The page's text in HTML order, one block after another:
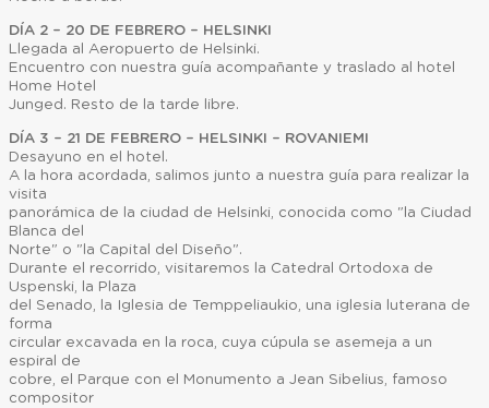
DÍA 2 – 20 DE FEBRERO – HELSINKI
Llegada al Aeropuerto de Helsinki.
Encuentro con nuestra guía acompañante y traslado al hotel
Home Hotel
Junged. Resto de la tarde libre.
DÍA 3 – 21 DE FEBRERO – HELSINKI – ROVANIEMI
Desayuno en el hotel.
A la hora acordada, salimos junto a nuestra guía para realizar la
visita
panorámica de la ciudad de Helsinki, conocida como "la Ciudad
Blanca del
Norte" o "la Capital del Diseño".
Durante el recorrido, visitaremos la Catedral Ortodoxa de
Uspenski, la Plaza
del Senado, la Iglesia de Temppeliaukio, una iglesia luterana de
forma
circular excavada en la roca, cuya cúpula se asemeja a un
espiral de
cobre, el Parque con el Monumento a Jean Sibelius, famoso
compositor